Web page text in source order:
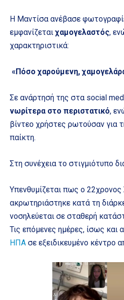
Η Μαντίσα ανέβασε
εμφανίζεταιχαμογελαστός,
χαρακτηριστικά:
«Πόσο χαρούμενη,
Σε ανάρτησή της στα social
νωρίτερα στο περιστατικό,
βίντεο χρήστες ρωτούσαν για
παίκτη.
Στη συνέχεια το στιγμιότυπο
Υπενθυμίζεται πως ο
ακρωτηριάστηκε κατά τη
νοσηλεύεται σε σταθερή
Τις επόμενες ημέρες, ίσως και
ΗΠΑ σε εξειδικευμένο κέντρο